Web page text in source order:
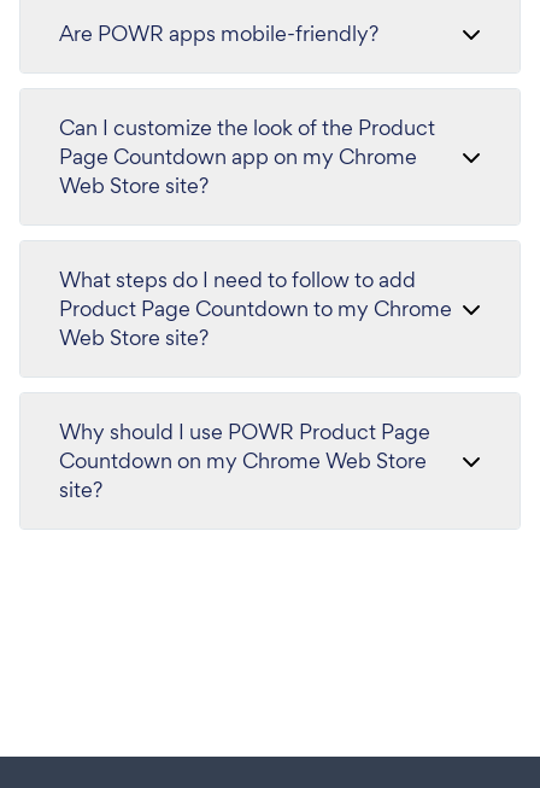
Are POWR apps mobile-friendly?
Can I customize the look of the Product
Page Countdown app on my Chrome
Web Store site?
What steps do I need to follow to add
Product Page Countdown to my Chrome
Web Store site?
Why should I use POWR Product Page
Countdown on my Chrome Web Store
site?